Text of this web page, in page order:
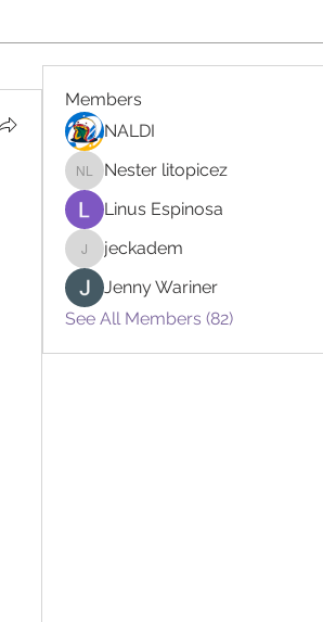
Members
NALDI
Nester litopicez
Nester litopicez
Linus Espinosa
jeckadem
jeckadem
Jenny Wariner
See All Members (82)